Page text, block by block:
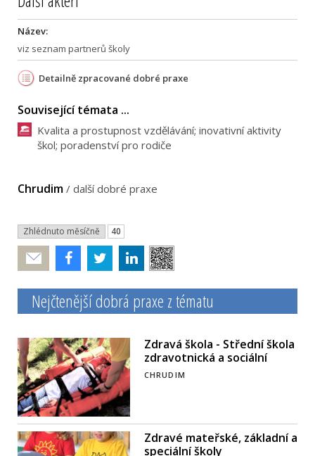
Název:
viz seznam partnerů školy
Detailně zpracované dobré praxe
Související témata ...
Kvalita a prostupnost vzdělávání; inovativní aktivity
škol; poradenství pro rodiče
Chrudim / další dobré praxe
Zhlédnuto měsíčně 40
Poslat
Nejčtenější dobrá praxe z tématu
Zdravá škola - Střední škola
zdravotnická a sociální
CHRUDIM
Zdravé mateřské, základní a
speciální školy